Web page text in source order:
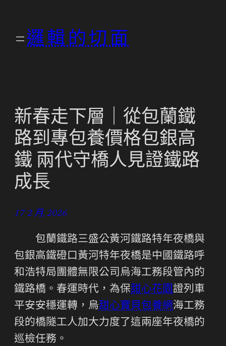
邏輯的切面
新春走下層｜從包蘭鐵
路到專包養價格包銀高
鐵 兩代守橋人見證鐵路
成長
17 2 月, 2026
包蘭鐵路三盛公黃河鐵路特年夜橋與
包銀高鐵磴口黃河特年夜橋是中國鐵路呼
和浩特局團體無限公司烏海工務段管內的
鐵路橋。春運時代，為保甜心花園證列車
平安安穩運轉，烏甜心寶貝包養網海工務
段的橋隧工人加大力度了這兩座年夜橋的
巡檢任務。